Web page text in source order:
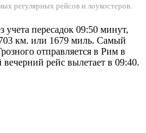
регулярных рейсов и лоукостеров.
учета пересадок 09:50 минут,
км. или 1679 миль. Самый
отправляется в Рим в
рейс вылетает в 09:40.